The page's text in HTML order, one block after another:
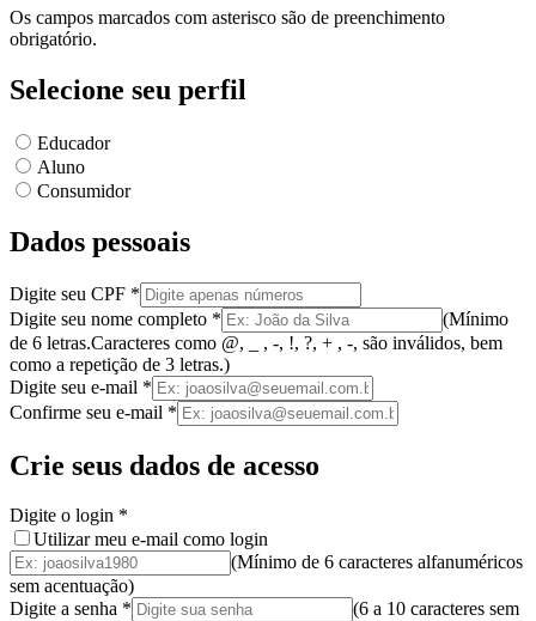
Os campos marcados com asterisco são de preenchimento
obrigatório.
Selecione seu perfil
Educador
Aluno
Consumidor
Dados pessoais
Digite seu CPF *
Digite seu nome completo * (Mínimo
de 6 letras.Caracteres como @, _ , -, !, ?, + , -, são inválidos, bem
como a repetição de 3 letras.)
Digite seu e-mail *
Confirme seu e-mail *
Crie seus dados de acesso
Digite o login *
Utilizar meu e-mail como login
(Mínimo de 6 caracteres alfanuméricos
sem acentuação)
Digite a senha * (6 a 10 caracteres sem